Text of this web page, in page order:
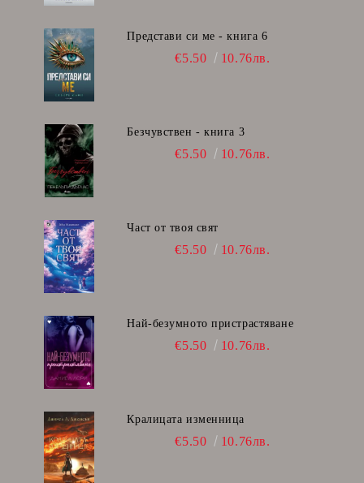
Представи си ме - книга 6
€5.50 10.76лв.
Безчувствен - книга 3
€5.50 10.76лв.
Част от твоя свят
€5.50 10.76лв.
Най-безумното пристрастяване
€5.50 10.76лв.
Кралицата изменница
€5.50 10.76лв.